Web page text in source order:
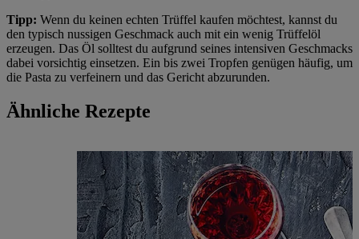
Tipp: Wenn du keinen echten Trüffel kaufen möchtest, kannst du
den typisch nussigen Geschmack auch mit ein wenig Trüffelöl
erzeugen. Das Öl solltest du aufgrund seines intensiven Geschmacks
dabei vorsichtig einsetzen. Ein bis zwei Tropfen genügen häufig, um
die Pasta zu verfeinern und das Gericht abzurunden.
Ähnliche Rezepte